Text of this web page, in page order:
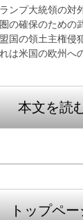
ンプ大統領の対
の確保のための
国の領土主権侵
は米国の欧州へ
本文を読
トップペー